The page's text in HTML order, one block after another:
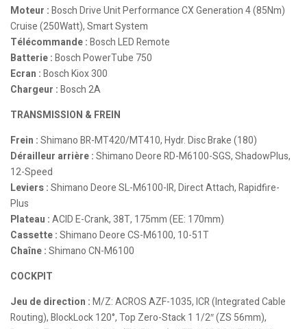
Moteur :Bosch Drive Unit Performance CX Generation 4 (85Nm)
Cruise (250Watt), Smart System
Télécommande :Bosch LED Remote
Batterie :Bosch PowerTube 750
Ecran :Bosch Kiox 300
Chargeur :Bosch 2A
TRANSMISSION & FREIN
Frein :Shimano BR-MT420/MT410, Hydr. Disc Brake (180)
Dérailleur arrière :Shimano Deore RD-M6100-SGS, ShadowPlus,
12-Speed
Leviers :Shimano Deore SL-M6100-IR, Direct Attach, Rapidfire-
Plus
Plateau :ACID E-Crank, 38T, 175mm (EE: 170mm)
Cassette :Shimano Deore CS-M6100, 10-51T
Chaîne :Shimano CN-M6100
COCKPIT
Jeu de direction :M/Z: ACROS AZF-1035, ICR (Integrated Cable
Routing), BlockLock 120°, Top Zero-Stack 1 1/2″ (ZS 56mm),